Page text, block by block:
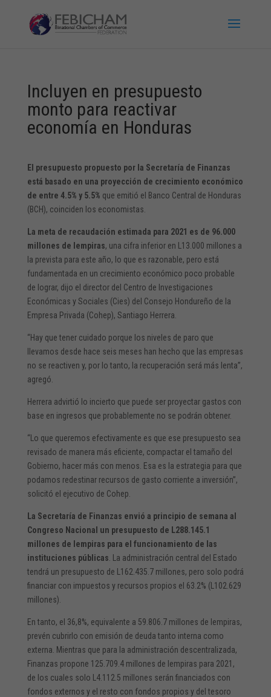
Incluyen en presupuesto
monto para reactivar
economía en Honduras
El presupuesto propuesto por la Secretaría de Finanzas
está basado en una proyección de crecimiento económico
de entre 4.5% y 5.5% que emitió el Banco Central de Honduras
(BCH), coinciden los economistas.
La meta de recaudación estimada para 2021 es de 96.000
millones de lempiras, una cifra inferior en L13.000 millones a
la prevista para este año, lo que es razonable, pero está
fundamentada en un crecimiento económico poco probable
de lograr, dijo el director del Centro de Investigaciones
Económicas y Sociales (Cies) del Consejo Hondureño de la
Empresa Privada (Cohep), Santiago Herrera.
“Hay que tener cuidado porque los niveles de paro que
llevamos desde hace seis meses han hecho que las empresas
no se reactiven y, por lo tanto, la recuperación será más lenta”,
agregó.
Herrera advirtió lo incierto que puede ser proyectar gastos con
base en ingresos que probablemente no se podrán obtener.
“Lo que queremos efectivamente es que ese presupuesto sea
revisado de manera más eficiente, compactar el tamaño del
Gobierno, hacer más con menos. Esa es la estrategia para que
podamos redestinar recursos de gasto corriente a inversión”,
solicitó el ejecutivo de Cohep.
La Secretaría de Finanzas envió a principio de semana al
Congreso Nacional un presupuesto de L288.145.1
millones de lempiras para el funcionamiento de las
instituciones públicas . La administración central del Estado
tendrá un presupuesto de L162.435.7 millones, pero solo podrá
financiar con impuestos y recursos propios el 63.2% (L102.629
millones).
En tanto, el 36,8%, equivalente a 59.806.7 millones de lempiras,
prevén cubrirlo con emisión de deuda tanto interna como
externa. Mientras que para la administración descentralizada,
Finanzas propone 125.709.4 millones de lempiras para 2021,
de los cuales solo L4.112.5 millones serán financiados con
fondos externos y el resto con fondos propios y del tesoro